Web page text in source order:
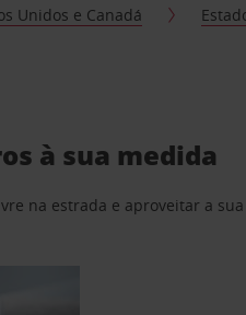
Unidos e Canadá
à sua medida
na estrada e aproveitar a